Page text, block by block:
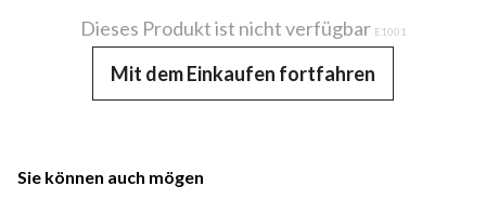
Dieses Produkt ist nicht verfügbar E1001
Mit dem Einkaufen fortfahren
Sie können auch mögen